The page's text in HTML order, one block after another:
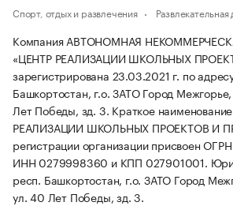
Спорт, отдых и развлечения
Компания АВТОНОМНАЯ
«ЦЕНТР РЕАЛИЗАЦИИ ШКОЛЬНЫХ
зарегистрирована 23.03.2021 г. по
Башкортостан, г.о. ЗАТО Город
Лет Победы, зд. 3. Краткое
РЕАЛИЗАЦИИ ШКОЛЬНЫХ ПРОЕКТОВ И
регистрации организации присвоен
ИНН 0279998360 и КПП 027901001.
респ. Башкортостан, г.о. ЗАТО Город
ул. 40 Лет Победы, зд. 3.